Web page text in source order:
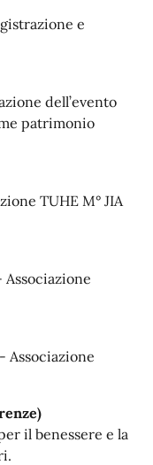
e
dell’evento
patrimonio
TUHE M° JIA
Associazione
il benessere e la